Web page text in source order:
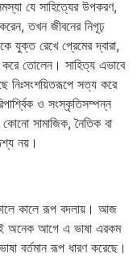
যে সাহিত্যের উপকরণ,
করেন,তখন জীবনের নিগূঢ়
যুক্ত রেখে প্রেমের দ্বারা,
করে তোলেন। সাহিত্য এভাবে
নিঃসংশয়িতরূপে সত্য করে
ও সংস্কৃতিসম্পন্ন
সামাজিক, নৈতিক বা
নয়।
কালে রূপ বদলায়। আজ
অনেক আগে এ ভাষা এরকম
বর্তমান রূপ ধারণ করেছে।